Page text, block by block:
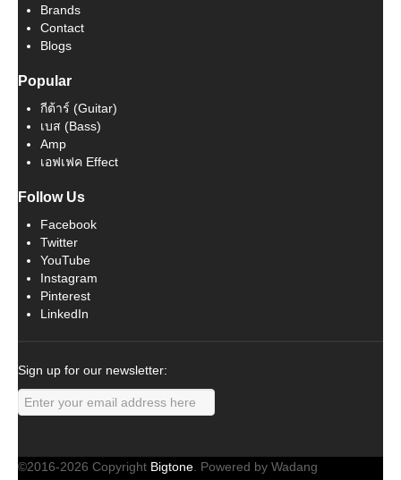
Brands
Contact
Blogs
Popular
กีต้าร์ (Guitar)
เบส (Bass)
Amp
เอฟเฟค Effect
Follow Us
Facebook
Twitter
YouTube
Instagram
Pinterest
LinkedIn
Sign up for our newsletter:
©2016-2026 Copyright Bigtone . Powered by Wadang